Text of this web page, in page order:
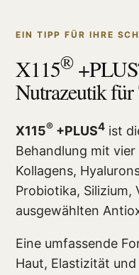
EIN TIPP FÜR IHRE
X115®+PLUS
Nutrazeutik
X115® +PLUS4 ist
Behandlung mit
Kollagens,
Probiotika, Silizium,
ausgewählten
Eine umfassende
Haut, Elastizität